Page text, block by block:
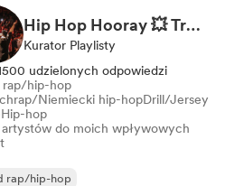
Hip Hop Hooray 💥 Trap, Hype & Party Rap Bangers
Kurator Playlisty
udzielonych odpowiedzi
rap/hip-hop
Niemiecki hip-hopDrill/Jersey
Hip-hop
artystów do moich wpływowych
rap/hip-hop